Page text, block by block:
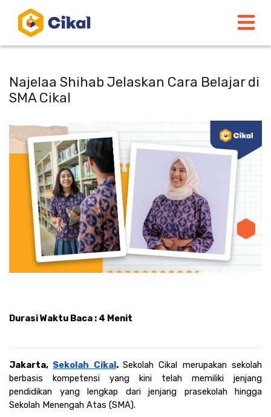
Najelaa Shihab Jelaskan Cara Belajar di
SMA Cikal
Durasi Waktu Baca : 4 Menit
Jakarta, Sekolah Cikal. Sekolah Cikal merupakan sekolah
berbasis kompetensi yang kini telah memiliki jenjang
pendidikan yang lengkap dari jenjang prasekolah hingga
Sekolah Menengah Atas (SMA).